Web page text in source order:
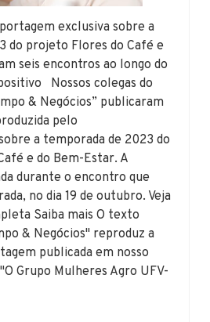
exclusiva sobre a
do projeto Flores do Café e
seis encontros ao longo do
Nossos colegas do
& Negócios” publicaram
pelo
a temporada de 2023 do
e do Bem-Estar. A
durante o encontro que
no dia 19 de outubro. Veja
Saiba mais O texto
& Negócios" reproduz a
publicada em nosso
Grupo Mulheres Agro UFV-